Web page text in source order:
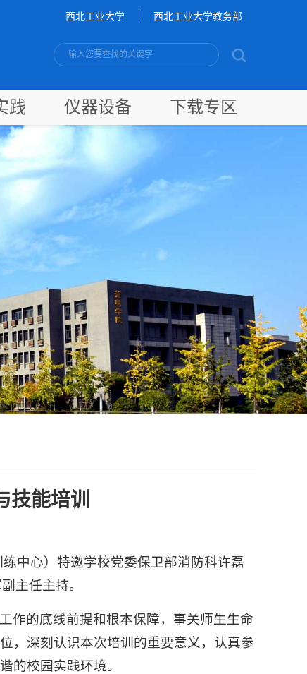
西北工业大学 西北工业大学教务部
践 仪器设备 下载专区
技能培训
中心）特邀学校党委保卫部消防科许磊
主任主持。
作的底线前提和根本保障，事关师生生命
，深刻认识本次培训的重要意义，认真参
的校园实践环境。